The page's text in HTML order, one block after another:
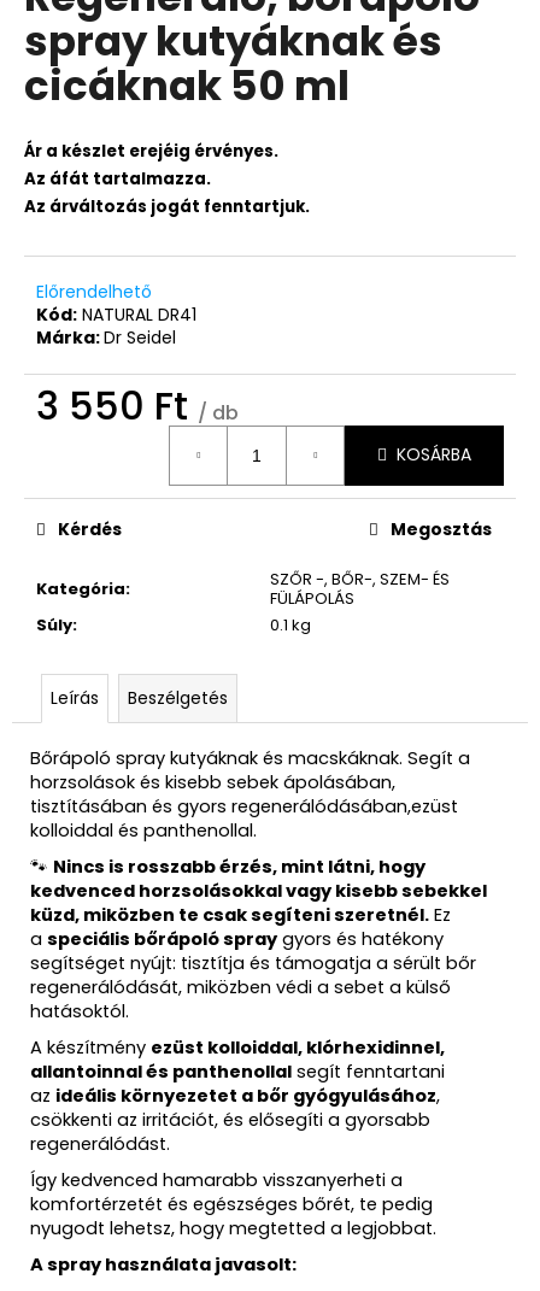
ből
0,0
csillag.
spray kutyáknak és
cicáknak 50 ml
Ár a készlet erejéig érvényes.
Az áfát tartalmazza.
Az árváltozás jogát fenntartjuk.
Előrendelhető
Kód: NATURAL DR41
Márka:Dr Seidel
3 550 Ft / db
KOSÁRBA
Kategória:
SZŐR -, BŐR-, SZEM- ÉS
FÜLÁPOLÁS
Súly: 0.1 kg
Kérdés Megosztás
Leírás Beszélgetés
Bőrápoló spray kutyáknak és macskáknak. Segít a
horzsolások és kisebb sebek ápolásában,
tisztításában és gyors regenerálódásában,ezüst
kolloiddal és panthenollal.
🐾 Nincs is rosszabb érzés, mint látni, hogy
kedvenced horzsolásokkal vagy kisebb sebekkel
küzd, miközben te csak segíteni szeretnél. Ez
a speciális bőrápoló spray gyors és hatékony
segítséget nyújt: tisztítja és támogatja a sérült bőr
regenerálódását, miközben védi a sebet a külső
hatásoktól.
A készítmény ezüst kolloiddal, klórhexidinnel,
allantoinnal és panthenollal segít fenntartani
az ideális környezetet a bőr gyógyulásához,
csökkenti az irritációt, és elősegíti a gyorsabb
regenerálódást.
Így kedvenced hamarabb visszanyerheti a
komfortérzetét és egészséges bőrét, te pedig
nyugodt lehetsz, hogy megtetted a legjobbat.
A spray használata javasolt: